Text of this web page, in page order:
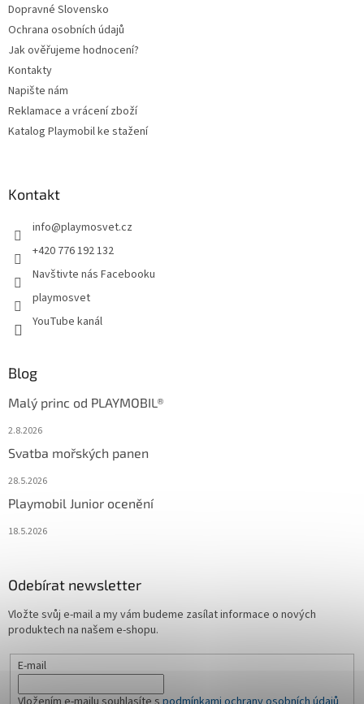
Dopravné Slovensko
Ochrana osobních údajů
Jak ověřujeme hodnocení?
Kontakty
Napište nám
Reklamace a vrácení zboží
Katalog Playmobil ke stažení
Kontakt
info@playmosvet.cz
+420 776 192 132
Navštivte nás Facebooku
playmosvet
YouTube kanál
Blog
Malý princ od PLAYMOBIL®
2.8.2026
Svatba mořských panen
28.5.2026
Playmobil Junior ocenění
18.5.2026
Odebírat newsletter
Vložte svůj e-mail a my vám budeme zasílat informace o nových
produktech na našem e-shopu.
E-mail